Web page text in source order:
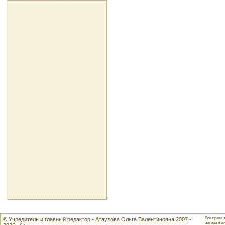
© Учредитель и главный редактор - Атаулова Ольга Валентиновна 2007 -
Все права
автора и